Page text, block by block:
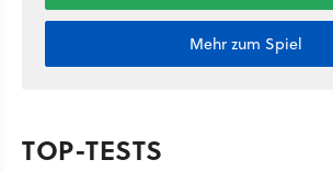
Mehr zum Spiel
TOP-TESTS